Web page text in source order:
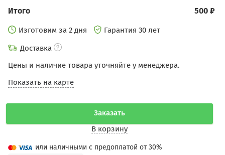
500 ₽
Итого
Изготовим за 2 дня
Гарантия 30 лет
Доставка
Цены и наличие товара уточняйте у менеджера.
Показать на карте
Заказать
В корзину
или наличными с предоплатой от 30%